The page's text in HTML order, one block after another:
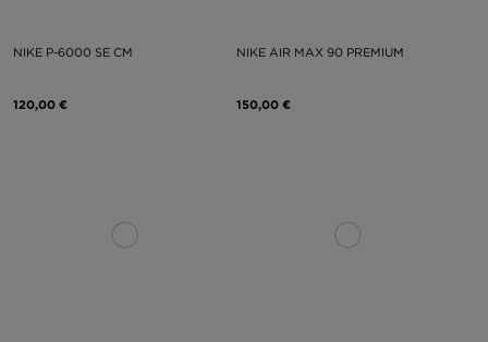
NIKE P-6000 SE CM
120,00 €
NIKE AIR MAX 90 PREMIUM
150,00 €